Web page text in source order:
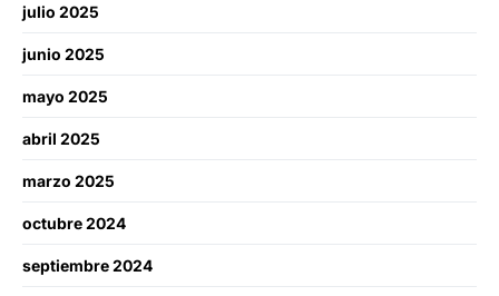
julio 2025
junio 2025
mayo 2025
abril 2025
marzo 2025
octubre 2024
septiembre 2024